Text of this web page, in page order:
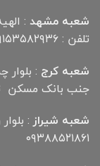
شعبه مشهد
تلفن : ۰۹۱۵۳۵۸۲۹۳۶
شعبه کرج
جنب بانک مسکن تلفن
شعبه شیراز
۰۹۳۸۸۵۲۱۸۶۱